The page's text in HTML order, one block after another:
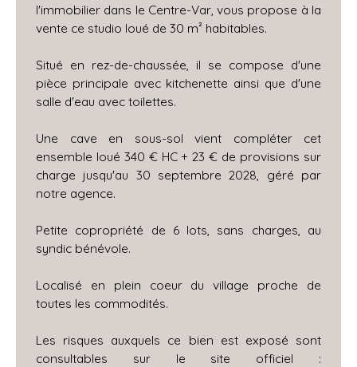
l'immobilier dans le Centre-Var, vous propose à la
vente ce studio loué de 30 m² habitables.
Situé en rez-de-chaussée, il se compose d'une
pièce principale avec kitchenette ainsi que d'une
salle d'eau avec toilettes.
Une cave en sous-sol vient compléter cet
ensemble loué 340 € HC + 23 € de provisions sur
charge jusqu'au 30 septembre 2028, géré par
notre agence.
Petite copropriété de 6 lots, sans charges, au
syndic bénévole.
Localisé en plein coeur du village proche de
toutes les commodités.
Les risques auxquels ce bien est exposé sont
consultables sur le site officiel :